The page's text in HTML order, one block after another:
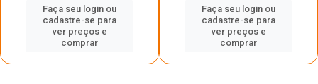
Faça seu login ou
cadastre-se para
ver preços e
comprar
Faça seu login ou
cadastre-se para
ver preços e
comprar